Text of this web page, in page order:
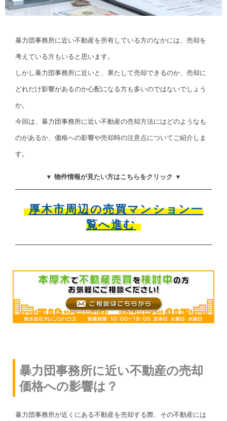
暴力団事務所に近い不動産を所有している方のなかには、売却を
考えている方もいると思います。
しかし暴力団事務所に近いと、果たして売却できるのか、売却に
どれだけ影響があるのか心配になる方も多いのではないでしょう
か。
今回は、暴力団事務所に近い不動産の売却方法にはどのようなも
のがあるか、価格への影響や売却時の注意点についてご紹介しま
す。
▼ 物件情報が見たい方はこちらをクリック ▼
厚木市周辺の売買マンション一
覧へ進む
暴力団事務所に近い不動産の売却
価格への影響は？
暴力団事務所が近くにある不動産を売却する際、その不動産には